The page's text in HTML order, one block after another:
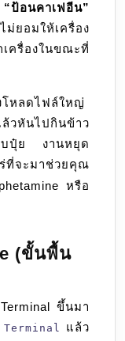
“ป้อนคาเฟอีน”
ยอมให้เครื่อง
ครื่องในขณะที่
โหลดไฟล์ใหญ่
วหันไปกินข้าว
ปุ๋ย งานหยุด
ที่จะมาช่วยคุณ
หรือ
(ขั้นพื้น
ขึ้นมา
Terminal
แล้ว